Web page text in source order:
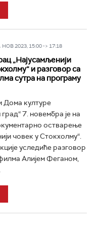
2023, 15:00 -> 17:18
„Најусамљенији
и разговор са
сутра на програму
Дома културе
7. новембра је на
остварење
човек у Стокхолму“.
уследиће разговор
Алијем Феганом,